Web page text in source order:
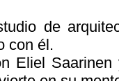
de
con él.
Eliel